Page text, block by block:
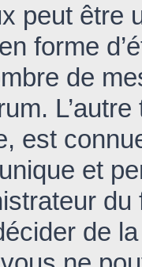
peut
forme
de
est
et
de